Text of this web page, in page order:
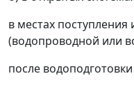
в местах
(водопроводной или
после